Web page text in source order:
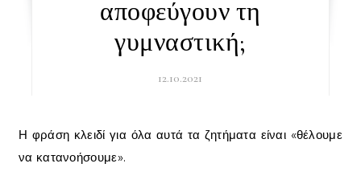
αποφεύγουν τη
γυμναστική;
12.10.2021
Η φράση κλειδί για όλα αυτά τα ζητήματα είναι «θέλουμε
να κατανοήσουμε».